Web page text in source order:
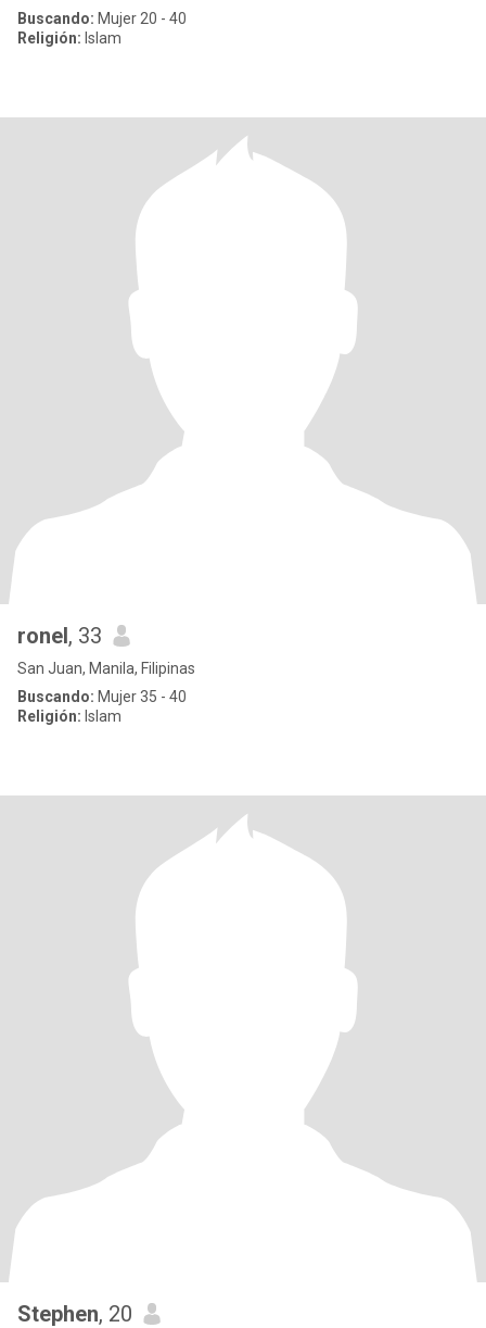
Buscando: Mujer 20 - 40
Religión: Islam
ronel, 33
San Juan, Manila, Filipinas
Buscando: Mujer 35 - 40
Religión: Islam
Stephen, 20